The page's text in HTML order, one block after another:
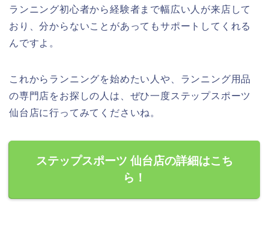
ランニング初心者から経験者まで幅広い人が来店して
おり、分からないことがあってもサポートしてくれる
んですよ。
これからランニングを始めたい人や、ランニング用品
の専門店をお探しの人は、ぜひ一度ステップスポーツ
仙台店に行ってみてくださいね。
ステップスポーツ 仙台店の詳細はこち
ら！